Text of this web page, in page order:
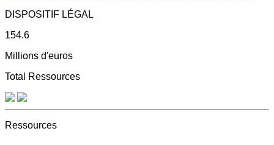
DISPOSITIF LÉGAL
154.6
Millions d'euros
Total Ressources
Ressources